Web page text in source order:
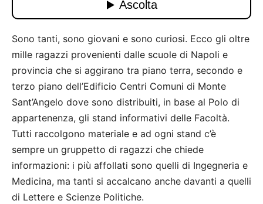
Sono tanti, sono giovani e sono curiosi. Ecco gli oltre
mille ragazzi provenienti dalle scuole di Napoli e
provincia che si aggirano tra piano terra, secondo e
terzo piano dell’Edificio Centri Comuni di Monte
Sant’Angelo dove sono distribuiti, in base al Polo di
appartenenza, gli stand informativi delle Facoltà.
Tutti raccolgono materiale e ad ogni stand c’è
sempre un gruppetto di ragazzi che chiede
informazioni: i più affollati sono quelli di Ingegneria e
Medicina, ma tanti si accalcano anche davanti a quelli
di Lettere e Scienze Politiche.